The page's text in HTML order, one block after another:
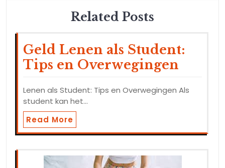
Related Posts
Geld Lenen als Student:
Tips en Overwegingen
Lenen als Student: Tips en Overwegingen Als
student kan het…
Read More